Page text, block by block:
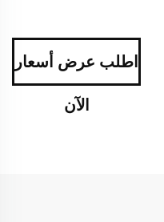
اطلب عرض أسعار
الآن